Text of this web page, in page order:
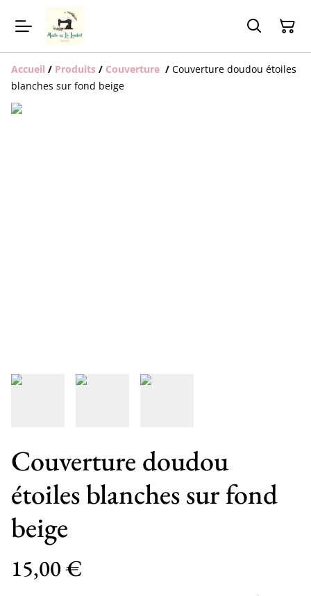
Accueil / Produits / Couverture / Couverture doudou étoiles
blanches sur fond beige
Couverture doudou
étoiles blanches sur fond
beige
15,00 €